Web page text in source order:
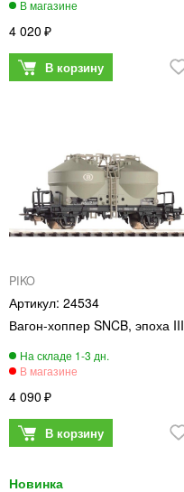
4 020
PIKO
24534
Вагон-хоппер SNCB, эпоха III
4 090